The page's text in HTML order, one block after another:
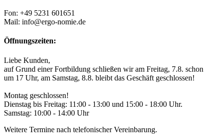
Fon: +49 5231 601651
Mail: info@ergo-nomie.de
Öffnungszeiten:
Liebe Kunden,
auf Grund einer Fortbildung schließen wir am Freitag, 7.8. schon
um 17 Uhr, am Samstag, 8.8. bleibt das Geschäft geschlossen!
Montag geschlossen!
Dienstag bis Freitag: 11:00 - 13:00 und 15:00 - 18:00 Uhr.
Samstag: 10:00 - 14:00 Uhr
Weitere Termine nach telefonischer Vereinbarung.